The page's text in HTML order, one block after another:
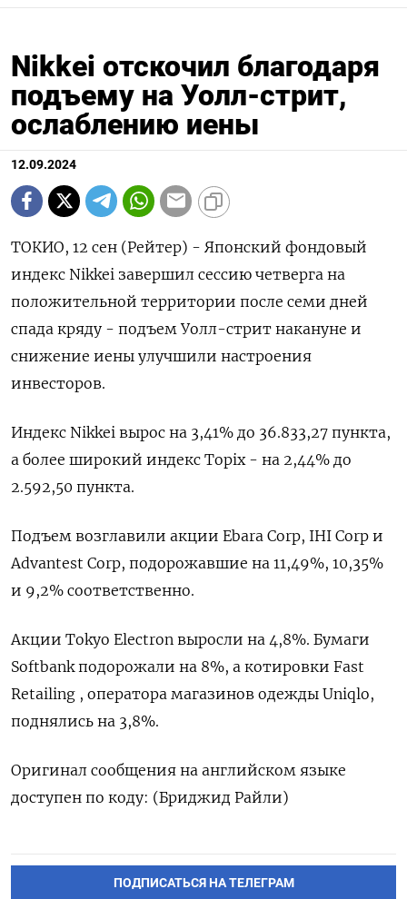
Nikkei отскочил благодаря
подъему на Уолл-стрит,
ослаблению иены
12.09.2024
ТОКИО, 12 сен (Рейтер) - Японский фондовый
индекс Nikkei завершил сессию четверга на
положительной территории после семи дней
спада кряду - подъем Уолл-стрит накануне и
снижение иены улучшили настроения
инвесторов.
Индекс Nikkei вырос на 3,41% до 36.833,27 пункта,
а более широкий индекс Topix - на 2,44% до
2.592,50 пункта.
Подъем возглавили акции Ebara Corp, IHI Corp и
Advantest Corp, подорожавшие на 11,49%, 10,35%
и 9,2% соответственно.
Акции Tokyo Electron выросли на 4,8%. Бумаги
Softbank подорожали на 8%, а котировки Fast
Retailing , оператора магазинов одежды Uniqlo,
поднялись на 3,8%.​
Оригинал сообщения на английском языке
доступен по коду: (Бриджид Райли)
ПОДПИСАТЬСЯ НА ТЕЛЕГРАМ